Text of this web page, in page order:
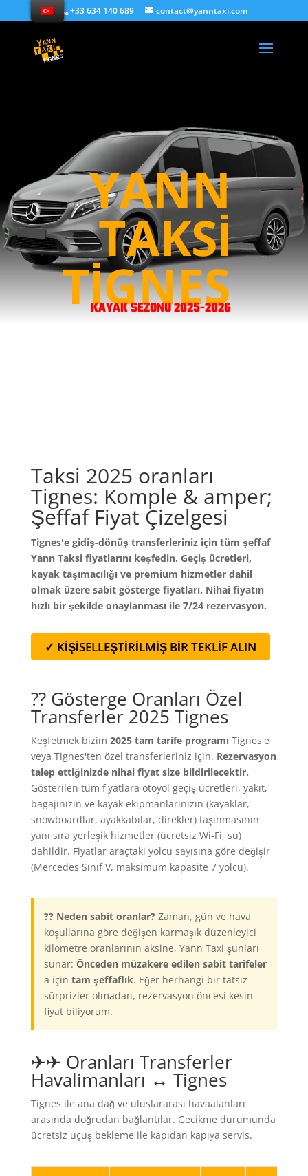
+33 634 140 689 contact@yanntaxi.com
YANN
TAKSI
TIGNES
KAYAK SEZONU 2025-2026
Taksi 2025 oranları
Tignes: Komple & amper;
Şeffaf Fiyat Çizelgesi
Tignes'e gidiş-dönüş transferleriniz için tüm şeffaf
Yann Taksi fiyatlarını keşfedin. Geçiş ücretleri,
kayak taşımacılığı ve premium hizmetler dahil
olmak üzere sabit gösterge fiyatları. Nihai fiyatın
hızlı bir şekilde onaylanması ile 7/24 rezervasyon.
✓ KİŞİSELLEŞTİRİLMİŞ BİR TEKLİF ALIN
?? Gösterge Oranları Özel
Transferler 2025 Tignes
Keşfetmek bizim 2025 tam tarife programıTignes'e
veya Tignes'ten özel transferleriniz için. Rezervasyon
talep ettiğinizde nihai fiyat size bildirilecektir.
Gösterilen tüm fiyatlara otoyol geçiş ücretleri, yakıt,
bagajınızın ve kayak ekipmanlarınızın (kayaklar,
snowboardlar, ayakkabılar, direkler) taşınmasının
yanı sıra yerleşik hizmetler (ücretsiz Wi-Fi, su)
dahildir. Fiyatlar araçtaki yolcu sayısına göre değişir
(Mercedes Sınıf V, maksimum kapasite 7 yolcu).
?? Neden sabit oranlar?Zaman, gün ve hava
koşullarına göre değişen karmaşık düzenleyici
kilometre oranlarının aksine, Yann Taxi şunları
sunar: Önceden müzakere edilen sabit tarifeler
a için tam şeffaflık. Eğer herhangi bir tatsız
sürprizler olmadan, rezervasyon öncesi kesin
fiyat biliyorum.
✈✈ Oranları Transferler
Havalimanları ↔ Tignes
Tignes ile ana dağ ve uluslararası havaalanları
arasında doğrudan bağlantılar. Gecikme durumunda
ücretsiz uçuş bekleme ile kapıdan kapıya servis.